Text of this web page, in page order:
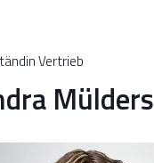
Vertrieb
Mülders